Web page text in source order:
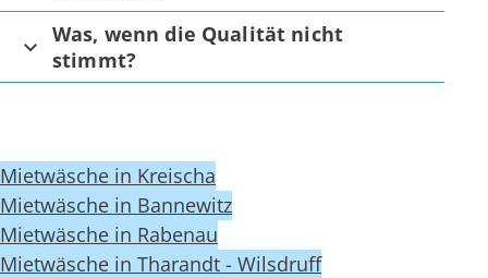
Was, wenn die Qualität nicht
stimmt?
Mietwäsche in Kreischa
Mietwäsche in Bannewitz
Mietwäsche in Rabenau
Mietwäsche in Tharandt - Wilsdruff